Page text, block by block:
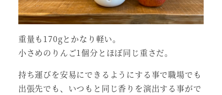
重量も170gとかなり軽い。
小さめのりんご1個分とほぼ同じ重さだ。
持ち運びを安易にできるようにする事で職場でも
出張先でも、いつもと同じ香りを演出する事がで